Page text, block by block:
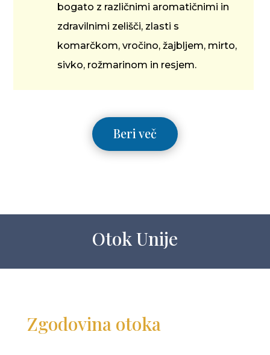
bogato z različnimi aromatičnimi in
zdravilnimi zelišči, zlasti s
komarčkom, vročino, žajbljem, mirto,
sivko, rožmarinom in resjem.
Beri več
Otok Unije
Zgodovina otoka